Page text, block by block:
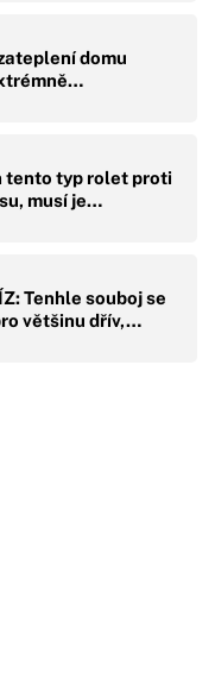
domu
tento typ rolet proti
musí je…
Tenhle souboj se
většinu dřív,…